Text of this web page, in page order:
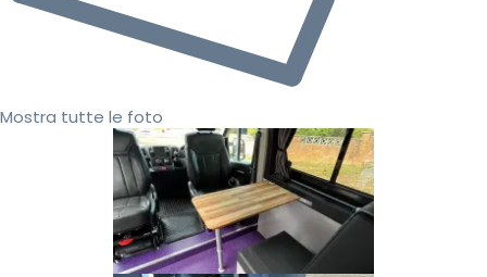
Mostra tutte le foto